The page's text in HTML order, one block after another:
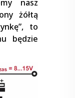
nasz
żółtą
to
będzie